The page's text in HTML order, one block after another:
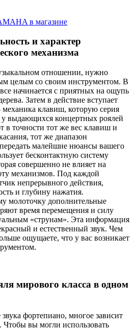
в магазине
и характер
механизма
отношении, нужно
целым со своим инструментом. В
начинается с приятных на ощупь
Затем в действие вступает
клавиш, которую серия
у выдающихся концертных роялей
точности тот же вес клавиш и
тот же диапазон
малейшие нюансы вашего
бесконтактную систему
совершенно не влияет на
механизмов. Под каждой
непрерывного действия,
и глубину нажатия.
молоточку дополнительные
время перемещения и силу
«струнам». Эта информация
и естественный звук. Чем
ощущаете, что у вас возникает
мирового класса в одном
звука фортепиано, многое зависит
вы могли использовать